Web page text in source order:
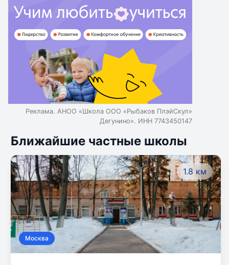
Реклама. АНОО «Школа ООО «Рыбаков ПлэйСкул»
Дегунино». ИНН 7743450147
Ближайшие частные школы
1.8 км
Москва